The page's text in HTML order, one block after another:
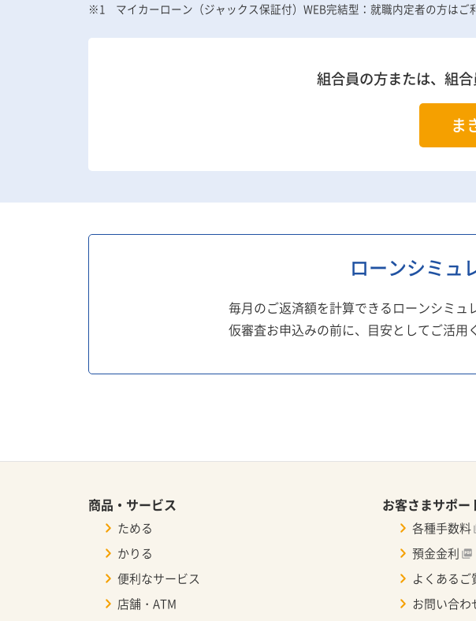
※1 マイカーローン（ジャックス保証付）WEB完結型：就職内定者の方はご
組合員の方または、組
ま
ローンシミュ
毎月のご返済額を計算できるローンシミュ
仮審査お申込みの前に、目安としてご活用
商品・サービス
ためる
かりる
便利なサービス
店舗・ATM
お客さまサポー
各種手数料
預金金利
よくあるご
お問い合わ